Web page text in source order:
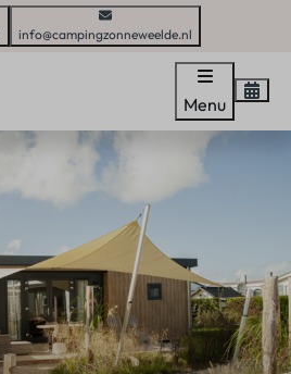
info@campingzonneweelde.nl
Menu